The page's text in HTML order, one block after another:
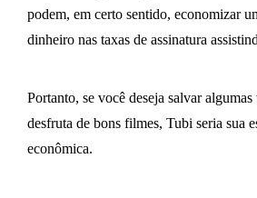
podem, em certo sentido, economizar
dinheiro nas taxas de assinatura
Portanto, se você deseja salvar
desfruta de bons filmes, Tubi seria sua
econômica.